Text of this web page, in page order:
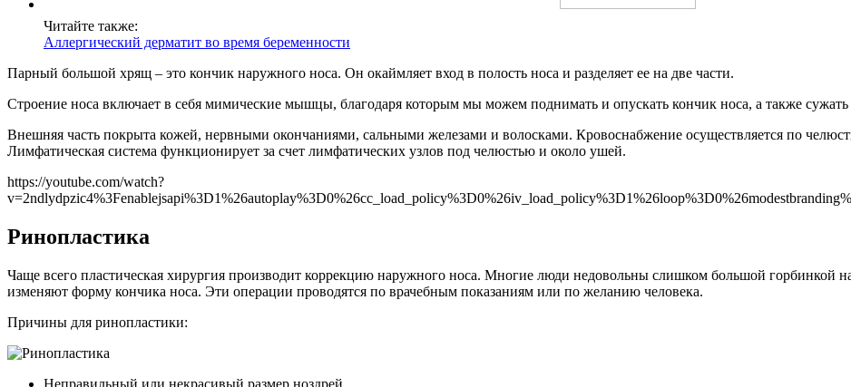
Читайте также:
Аллергический дерматит во время беременности
Парный большой хрящ – это кончик наружного носа. Он окаймляет вход в полость носа и разделяет ее на две части.
Строение носа включает в себя мимические мышцы, благодаря которым мы можем поднимать и опускать кончик носа, а также сужать
Внешняя часть покрыта кожей, нервными окончаниями, сальными железами и волосками. Кровоснабжение осуществляется по
Лимфатическая система функционирует за счет лимфатических узлов под челюстью и около ушей.
https://youtube.com/watch?
Ринопластика
Чаще всего пластическая хирургия производит коррекцию наружного носа. Многие люди недовольны слишком большой горбинкой
изменяют форму кончика носа. Эти операции проводятся по врачебным показаниям или по желанию человека.
Причины для ринопластики: